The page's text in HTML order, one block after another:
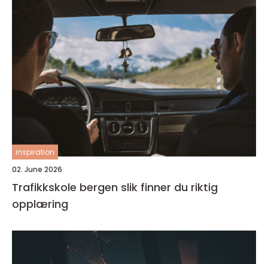
inspiration
02. June 2026
Trafikkskole bergen slik finner du riktig
opplæring